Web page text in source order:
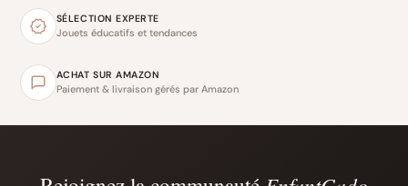
SÉLECTION EXPERTE
Jouets éducatifs et tendances
ACHAT SUR AMAZON
Paiement & livraison gérés par Amazon